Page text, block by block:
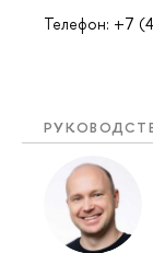
Телефон: +7